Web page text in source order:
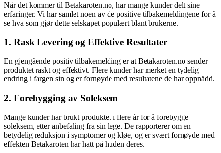
Når det kommer til Betakaroten.no, har mange kunder delt sine
erfaringer. Vi har samlet noen av de positive tilbakemeldingene for å
se hva som gjør dette selskapet populært blant brukerne.
1. Rask Levering og Effektive Resultater
En gjengående positiv tilbakemelding er at Betakaroten.no sender
produktet raskt og effektivt. Flere kunder har merket en tydelig
endring i fargen sin og er fornøyde med resultatene de har oppnådd.
2. Forebygging av Soleksem
Mange kunder har brukt produktet i flere år for å forebygge
soleksem, etter anbefaling fra sin lege. De rapporterer om en
betydelig reduksjon i symptomer og kløe, og er svært fornøyde med
effekten Betakaroten har hatt på huden deres.